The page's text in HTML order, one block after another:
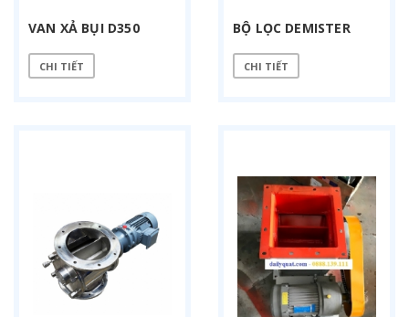
VAN XẢ BỤI D350
CHI TIẾT
BỘ LỌC DEMISTER
CHI TIẾT